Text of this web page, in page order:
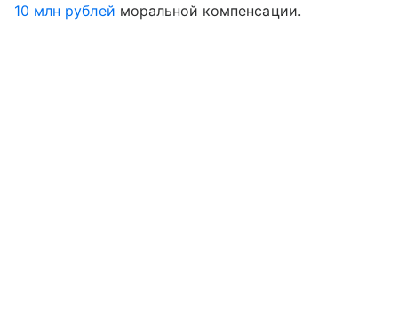
10 млн рублей моральной компенсации.